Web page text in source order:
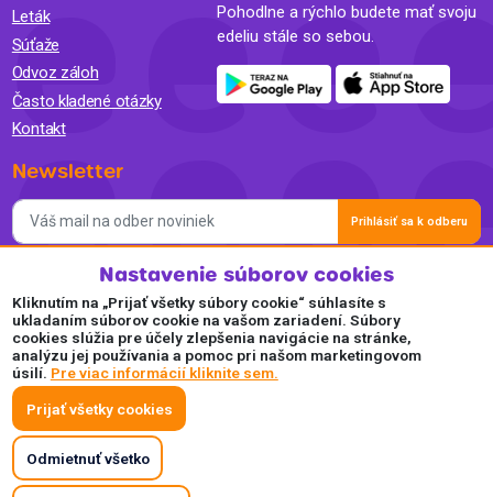
Leták
Súťaže
Odvoz záloh
Často kladené otázky
Kontakt
Pohodlne a rýchlo budete mať svoju
edeliu stále so sebou.
Newsletter
Prihlásiť sa k odberu
Súhlasím so spracovaním osobných údajov a so zasielaním
newslettra na marketingové účely a oboznámil som sa so
Zásadami ochrany osobných údajov.
Akceptujeme
Plaťte pohodlne a bezpečne online.
Nastavenie súborov cookies
Kliknutím na „Prijať všetky súbory cookie“ súhlasíte s
ukladaním súborov cookie na vašom zariadení. Súbory
cookies slúžia pre účely zlepšenia navigácie na stránke,
analýzu jej používania a pomoc pri našom marketingovom
úsilí. Pre viac informácií kliknite sem.
Prijať všetky cookies
Odmietnuť všetko